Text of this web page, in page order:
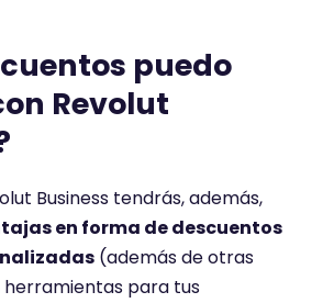
puedo
Revolut
Business tendrás, además,
en forma de descuentos
(además de otras
para tus